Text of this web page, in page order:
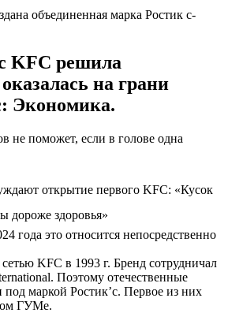
объединенная марка Ростик с-
KFC решила
на грани
Экономика.
не поможет, если в голове одна
открытие первого KFC: «Кусок
дороже здоровья»
года это относится непосредственно
KFC в 1993 г. Бренд сотрудничал
Поэтому отечественные
под маркой Ростик’с. Первое из них
ГУМе.